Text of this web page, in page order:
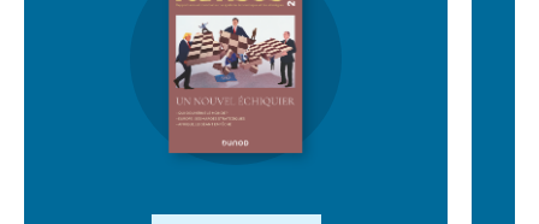
savoir